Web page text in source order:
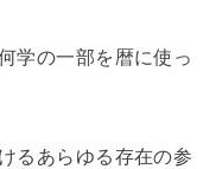
学の一部を暦に使っ
るあらゆる存在の参